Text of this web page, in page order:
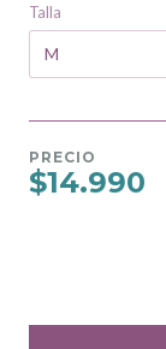
Talla
PRECIO
$14.990